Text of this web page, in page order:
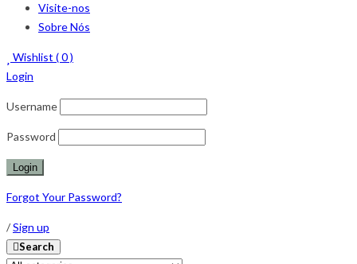
Visite-nos
Sobre Nós
Wishlist (0)
Login
Username
Password
Forgot Your Password?
/Sign up
Search